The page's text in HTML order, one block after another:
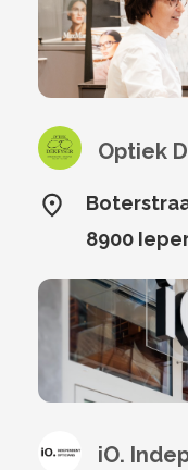
Optiek
8900
iO.